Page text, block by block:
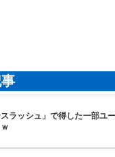
スラッシュ」で得した一部ユ